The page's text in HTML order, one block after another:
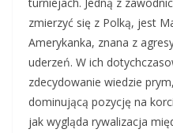
turniejach. Jedną z
zmierzyć się z Polką, jest
Amerykanka, znana z
uderzeń. W ich
zdecydowanie wiedzie
dominującą pozycję na
jak wygląda rywalizacja